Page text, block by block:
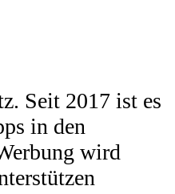
Seit 2017 ist es
in den
wird